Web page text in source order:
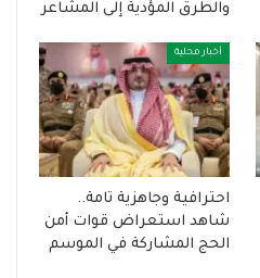
والطرق المؤدية إلى المشاعر
أخبار محلية
احترافية وجاهزية تامة..
شاهد استعراض قوات أمن
الحج المشاركة في الموسم